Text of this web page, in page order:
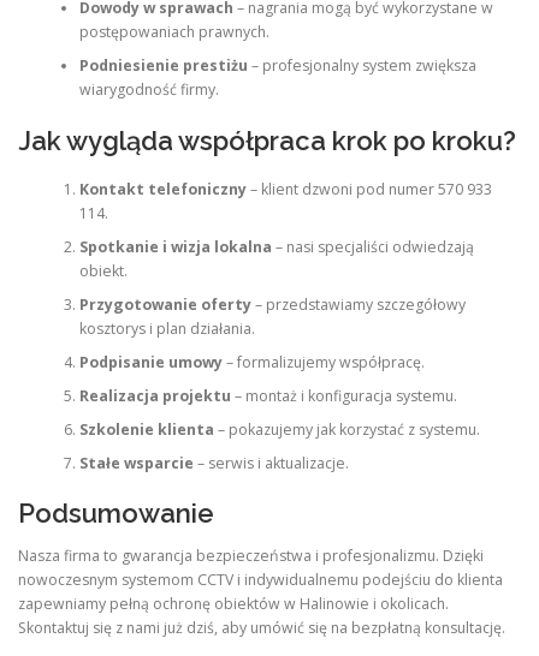
Dowody w sprawach – nagrania mogą być wykorzystane w
postępowaniach prawnych.
Podniesienie prestiżu – profesjonalny system zwiększa
wiarygodność firmy.
Jak wygląda współpraca krok po kroku?
Kontakt telefoniczny– klient dzwoni pod numer 570 933
114.
Spotkanie i wizja lokalna – nasi specjaliści odwiedzają
obiekt.
Przygotowanie oferty– przedstawiamy szczegółowy
kosztorys i plan działania.
Podpisanie umowy– formalizujemy współpracę.
Realizacja projektu – montaż i konfiguracja systemu.
Szkolenie klienta – pokazujemy jak korzystać z systemu.
Stałe wsparcie – serwis i aktualizacje.
Podsumowanie
Nasza firma to gwarancja bezpieczeństwa i profesjonalizmu. Dzięki
nowoczesnym systemom CCTV i indywidualnemu podejściu do klienta
zapewniamy pełną ochronę obiektów w Halinowie i okolicach.
Skontaktuj się z nami już dziś, aby umówić się na bezpłatną konsultację.